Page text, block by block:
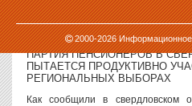
2000-2026Информационное
31.01.2006, 14:58
ПАРТИЯ ПЕНСИОНЕРОВ В
ПЫТАЕТСЯ ПРОДУКТИВНО
РЕГИОНАЛЬНЫХ ВЫБОРАХ
Как сообщили в свердловском